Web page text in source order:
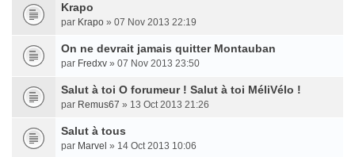
Krapo
par Krapo » 07 Nov 2013 22:19
On ne devrait jamais quitter Montauban
par Fredxv » 07 Nov 2013 23:50
Salut à toi O forumeur ! Salut à toi MéliVélo !
par Remus67 » 13 Oct 2013 21:26
Salut à tous
par Marvel » 14 Oct 2013 10:06